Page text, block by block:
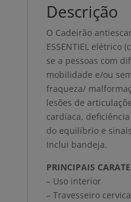
Descrição
O Cadeirão
ESSENTIEL elétrico
se a pessoas com
mobilidade e/ou
fraqueza/
lesões de
cardíaca,
do equilíbrio e
Inclui bandeja.
PRINCIPAIS
– Uso interior
– Travesseiro